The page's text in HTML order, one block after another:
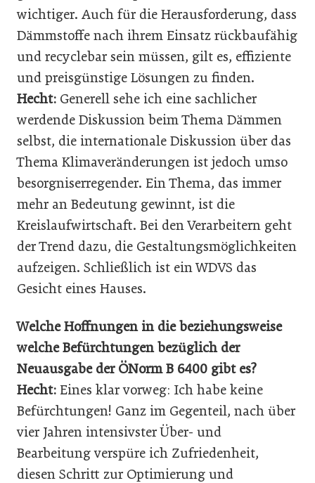
wichtiger. Auch für die Herausforderung, dass
Dämmstoffe nach ihrem Einsatz rückbaufähig
und recyclebar sein müssen, gilt es, effiziente
und preisgünstige Lösungen zu finden.
Hecht: Generell sehe ich eine sachlicher
werdende Diskussion beim Thema Dämmen
selbst, die internationale Diskussion über das
Thema Klimaveränderungen ist jedoch umso
besorgniserregender. Ein Thema, das immer
mehr an Bedeutung gewinnt, ist die
Kreislaufwirtschaft. Bei den Verarbeitern geht
der Trend dazu, die Gestaltungsmöglichkeiten
aufzeigen. Schließlich ist ein WDVS das
Gesicht eines Hauses.
Welche Hoffnungen in die beziehungsweise
welche Befürchtungen bezüglich der
Neuausgabe der ÖNorm B 6400 gibt es?
Hecht: Eines klar vorweg: Ich habe keine
Befürchtungen! Ganz im Gegenteil, nach über
vier Jahren intensivster Über- und
Bearbeitung verspüre ich Zufriedenheit,
diesen Schritt zur Optimierung und